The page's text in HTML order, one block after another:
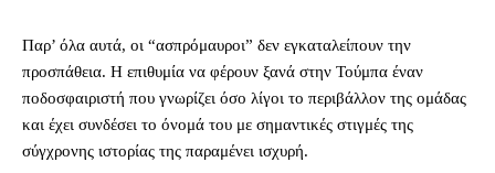
Παρ’ όλα αυτά, οι “ασπρόμαυροι” δεν εγκαταλείπουν την
προσπάθεια. Η επιθυμία να φέρουν ξανά στην Τούμπα έναν
ποδοσφαιριστή που γνωρίζει όσο λίγοι το περιβάλλον της ομάδας
και έχει συνδέσει το όνομά του με σημαντικές στιγμές της
σύγχρονης ιστορίας της παραμένει ισχυρή.